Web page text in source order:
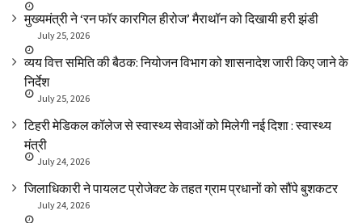
मुख्यमंत्री ने ‘रन फॉर कारगिल हीरोज’ मैराथॉन को दिखायी हरी झंडी
July 25, 2026
व्यय वित्त समिति की बैठक: नियोजन विभाग को शासनादेश जारी किए जाने के
निर्देश
July 25, 2026
टिहरी मेडिकल कॉलेज से स्वास्थ्य सेवाओं को मिलेगी नई दिशा : स्वास्थ्य
मंत्री
July 24, 2026
जिलाधिकारी ने पायलट प्रोजेक्ट के तहत ग्राम प्रधानों को सौंपे बुशकटर
July 24, 2026